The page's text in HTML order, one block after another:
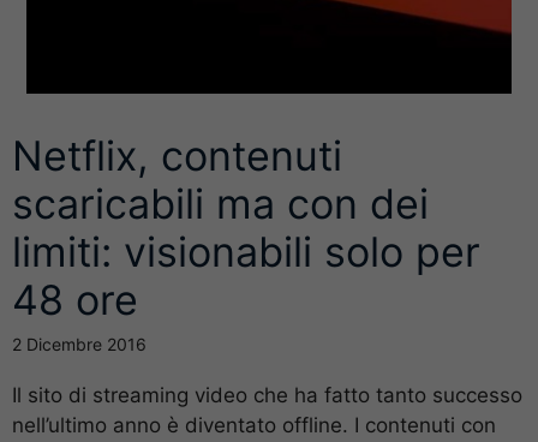
Netflix, contenuti
scaricabili ma con dei
limiti: visionabili solo per
48 ore
2 Dicembre 2016
Il sito di streaming video che ha fatto tanto successo
nell’ultimo anno è diventato offline. I contenuti con